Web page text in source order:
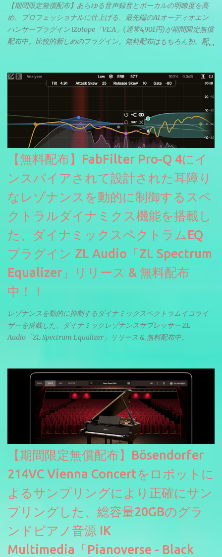
【期間限定無償配布】あらゆる音声録音とボーカルの明瞭度を高
め、プロフェッショナルに仕上げる、最先端のAIオーディオエン
ハンサープラグイン iZotope「VEA」(通常4,901円)が期間限定無償
配布中。比較的新しめのプラグイン。無料配布はもちろん初。配
【無料配布】FabFilter Pro-Q 4にイ
ンスパイアされて設計された耳障り
なレゾナンスを動的に制御するスペ
クトラルダイナミクス機能を搭載し
た、ダイナミックスペクトラムEQ
プラグイン ZL Audio「ZL Spectrum
Equalizer」リリース & 無料配布
中！！
レゾナンスを動的に抑制するダイナミックスペクトラムイコライ
ザーを搭載した、ダイナミックレゾナンスサプレッサー ZL
Audio「ZL Spectrum Equalizer」リリース & 無料配布中。
【期間限定無償配布】Bösendorfer
214VC Vienna Concertをロボットに
よるサンプリングにより正確にサン
プリングした、総容量20GBのグラ
ンドピアノ音源 IK
Multimedia「Pianoverse - Black